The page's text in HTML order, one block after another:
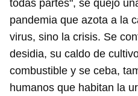
todas partes", se quejó
pandemia que azota a la
virus, sino la crisis. Se
desidia, su caldo de
combustible y se ceba,
humanos que habitan la